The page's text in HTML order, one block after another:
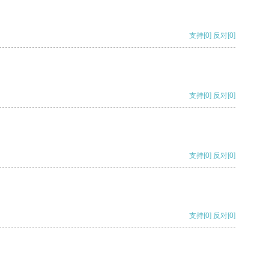
支持[0] 反对[0]
支持[0] 反对[0]
支持[0] 反对[0]
支持[0] 反对[0]